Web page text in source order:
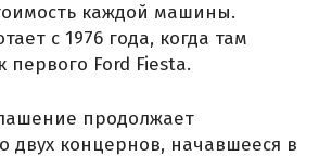
каждой машины.
с 1976 года, когда там
первого Ford Fiesta.
продолжает
двух концернов, начавшееся в